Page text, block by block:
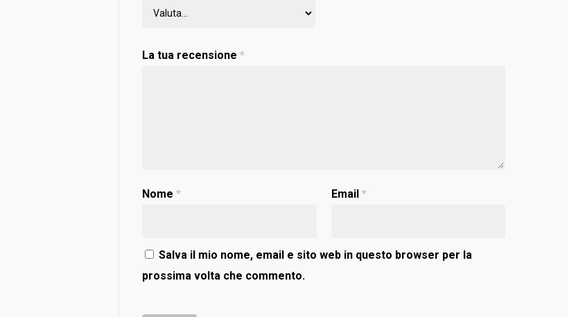
La tua recensione*
Nome* Email *
Salva il mio nome, email e sito web in questo browser per la
prossima volta che commento.